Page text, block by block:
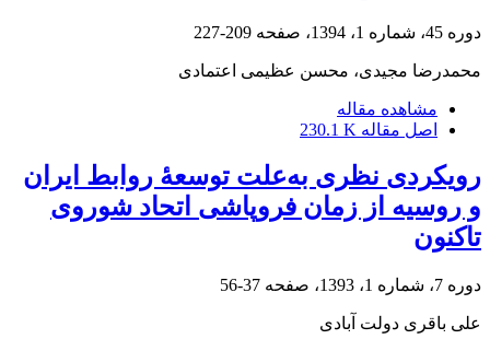
دوره 45، شماره 1، 1394، صفحه 209-227
محمدرضا مجیدی، محسن عظیمی اعتمادی
مشاهده مقاله
اصل مقاله 230.1 K
رویکردی نظری به‌علت توسعۀ روابط ایران
و روسیه از زمان فروپاشی اتحاد شوروی
تاکنون
دوره 7، شماره 1، 1393، صفحه 37-56
علی باقری دولت آبادی